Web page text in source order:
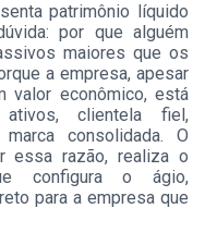
patrimônio líquido
por que alguém
maiores que os
a empresa, apesar
valor econômico, está
clientela fiel,
consolidada. O
essa razão, realiza o
configura o ágio,
para a empresa que